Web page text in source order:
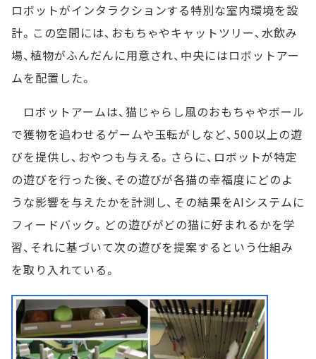
ロボットがインタラクションする特別な室内環境を設
計。この空間には、おもちゃやキャットツリー、水飲み
場、植物がふんだんに用意され、中央にはロボットアー
ムを配置した。
ロボットアームは、猫じゃらし風のおもちゃやボール
で獲物を追わせるゲームや玉転がしなど、500以上の遊
びを提供し、おやつも与える。さらに、ロボットが特定
の遊びを行った後、その遊びが各猫の幸福度にどのよ
うな影響を与えたかを計測し、その結果をAIシステムに
フィードバック。どの遊びがどの猫に好まれるかを学
習、それに基づいて次の遊びを提案するという仕組み
を取り入れている。